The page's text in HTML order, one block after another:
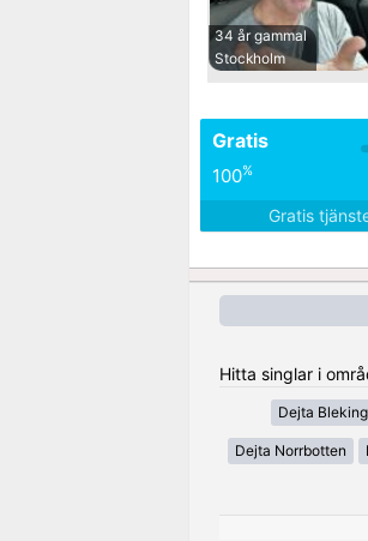
34 år gammal
Stockholm
Gratis
100%
Gratis
Hitta singlar i
Dejta
Dejta Norrbotten